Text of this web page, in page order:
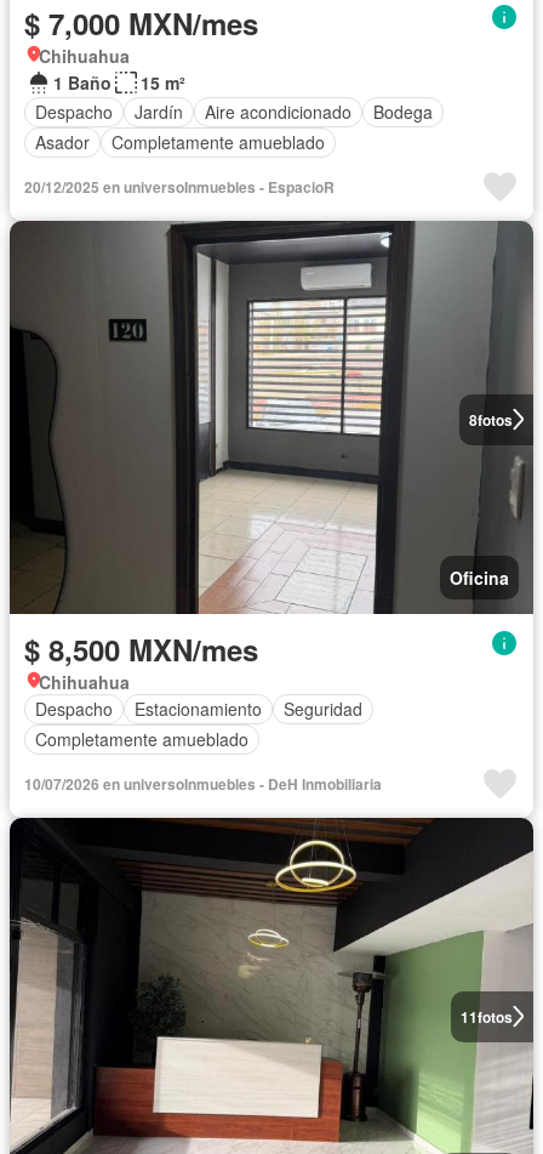
$ 7,000 MXN/mes
Chihuahua
1 Baño
15 m²
Despacho
Jardín Aire acondicionado
Bodega
Asador
Completamente amueblado
20/12/2025 en universoInmuebles - EspacioR
8fotos
Oficina
$ 8,500 MXN/mes
Chihuahua
Despacho
Estacionamiento
Seguridad
Completamente amueblado
10/07/2026 en universoInmuebles - DeH Inmobiliaria
11fotos